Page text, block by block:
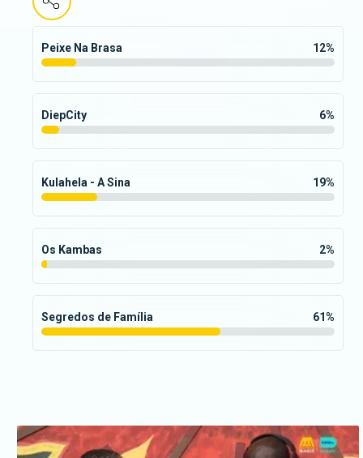
Peixe Na Brasa 12%
DiepCity 6%
Kulahela - A Sina 19%
Os Kambas 2%
Segredos de Família 61%